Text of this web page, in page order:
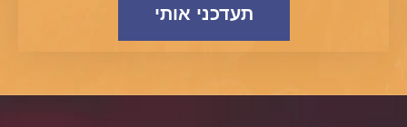
תעדכני אותי